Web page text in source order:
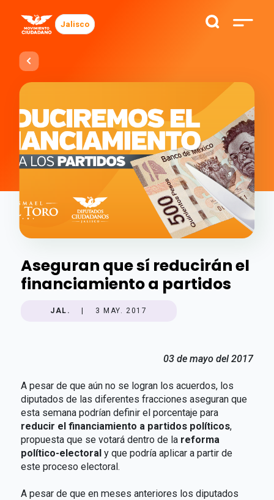
Jalisco
Aseguran que sí reducirán el
financiamiento a partidos
JAL. 3 MAY. 2017
03 de mayo del 2017
A pesar de que aún no se logran los acuerdos, los
diputados de las diferentes fracciones aseguran que
esta semana podrían definir el porcentaje para
reducir el financiamiento a partidos políticos,
propuesta que se votará dentro de la reforma
político-electoraly que podría aplicar a partir de
este proceso electoral.
A pesar de que en meses anteriores los diputados